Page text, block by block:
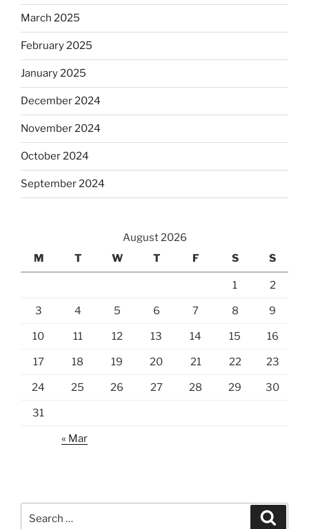
March 2025
February 2025
January 2025
December 2024
November 2024
October 2024
September 2024
August 2026
M
T W T F S S
1 2
3 4 5 6 7 8 9
10 11 12 13 14 15 16
17 18 19 20 21 22 23
24 25 26 27 28 29 30
31
« Mar